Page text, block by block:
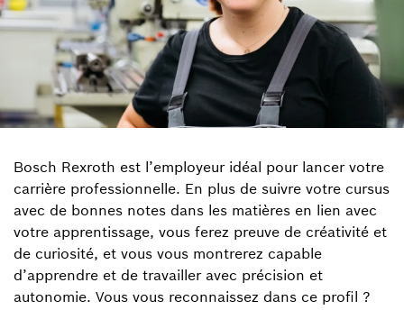
Bosch Rexroth est l’employeur idéal pour lancer votre
carrière professionnelle. En plus de suivre votre cursus
avec de bonnes notes dans les matières en lien avec
votre apprentissage, vous ferez preuve de créativité et
de curiosité, et vous vous montrerez capable
d’apprendre et de travailler avec précision et
autonomie. Vous vous reconnaissez dans ce profil ?